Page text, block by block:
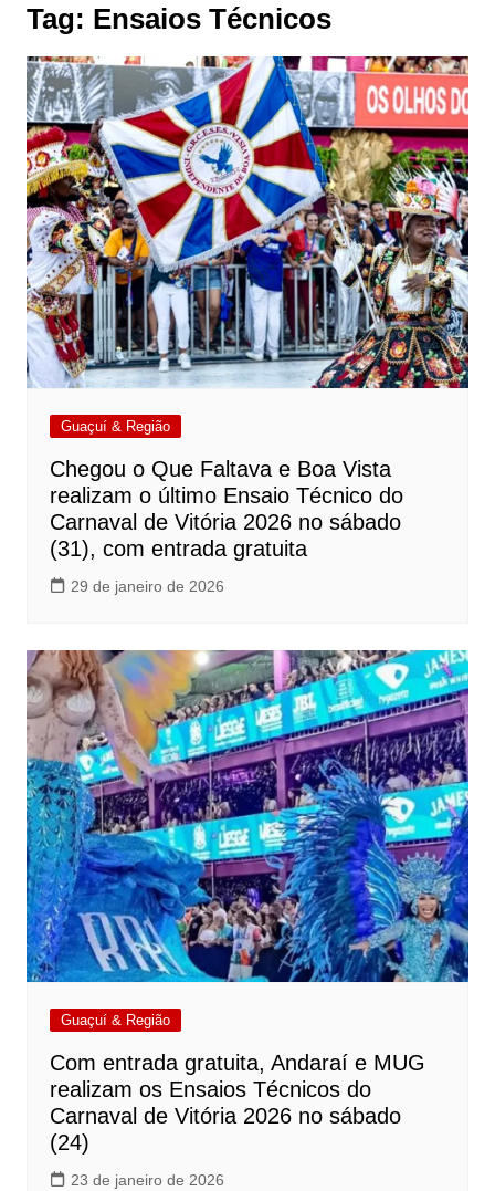
Tag: Ensaios Técnicos
Guaçuí & Região
Chegou o Que Faltava e Boa Vista
realizam o último Ensaio Técnico do
Carnaval de Vitória 2026 no sábado
(31), com entrada gratuita
29 de janeiro de 2026
Guaçuí & Região
Com entrada gratuita, Andaraí e MUG
realizam os Ensaios Técnicos do
Carnaval de Vitória 2026 no sábado
(24)
23 de janeiro de 2026